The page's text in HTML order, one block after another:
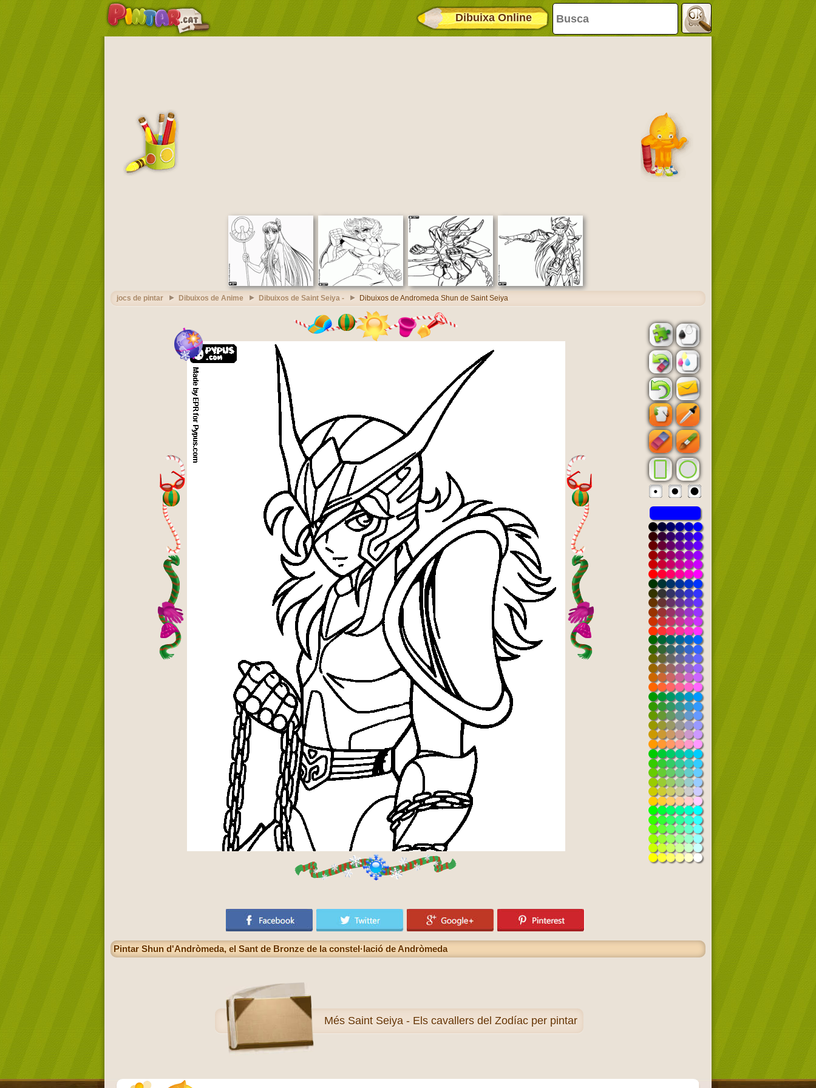
Dibuixa Online
jocs de pintar Dibuixos de Anime Dibuixos de Saint Seiya - Dibuixos de Andromeda Shun de Saint Seiya
Pintar Shun d'Andròmeda, el Sant de Bronze de la constel·lació de Andròmeda
Més Saint Seiya - Els cavallers del Zodíac per pintar